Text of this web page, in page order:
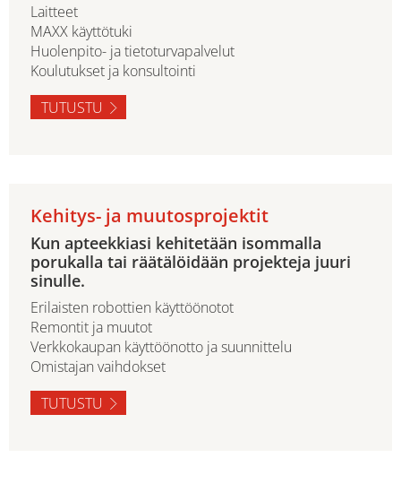
Laitteet
MAXX käyttötuki
Huolenpito- ja tietoturvapalvelut
Koulutukset ja konsultointi
TUTUSTU
Kehitys- ja muutosprojektit
Kun apteekkiasi kehitetään isommalla
porukalla tai räätälöidään projekteja juuri
sinulle.
Erilaisten robottien käyttöönotot
Remontit ja muutot
Verkkokaupan käyttöönotto ja suunnittelu
Omistajan vaihdokset
TUTUSTU